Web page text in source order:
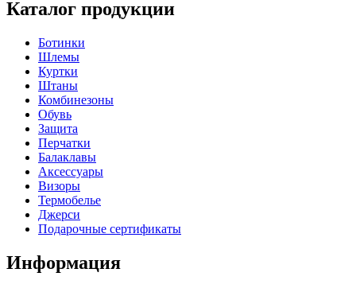
Каталог продукции
Ботинки
Шлемы
Куртки
Штаны
Комбинезоны
Обувь
Защита
Перчатки
Балаклавы
Аксессуары
Визоры
Термобелье
Джерси
Подарочные сертификаты
Информация